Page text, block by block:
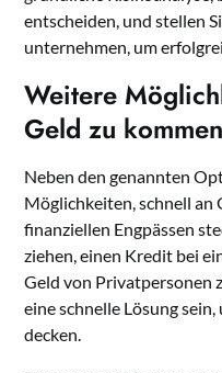
entscheiden, und stellen
unternehmen, um
Weitere
Geld zu kommen
Neben den genannten
Möglichkeiten, schnell an
finanziellen Engpässen
ziehen, einen Kredit bei
Geld von Privatpersonen
eine schnelle Lösung
decken.